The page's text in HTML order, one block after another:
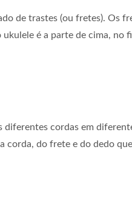
de trastes (ou fretes). Os
é a parte de cima, no
diferentes cordas em
corda, do frete e do dedo que